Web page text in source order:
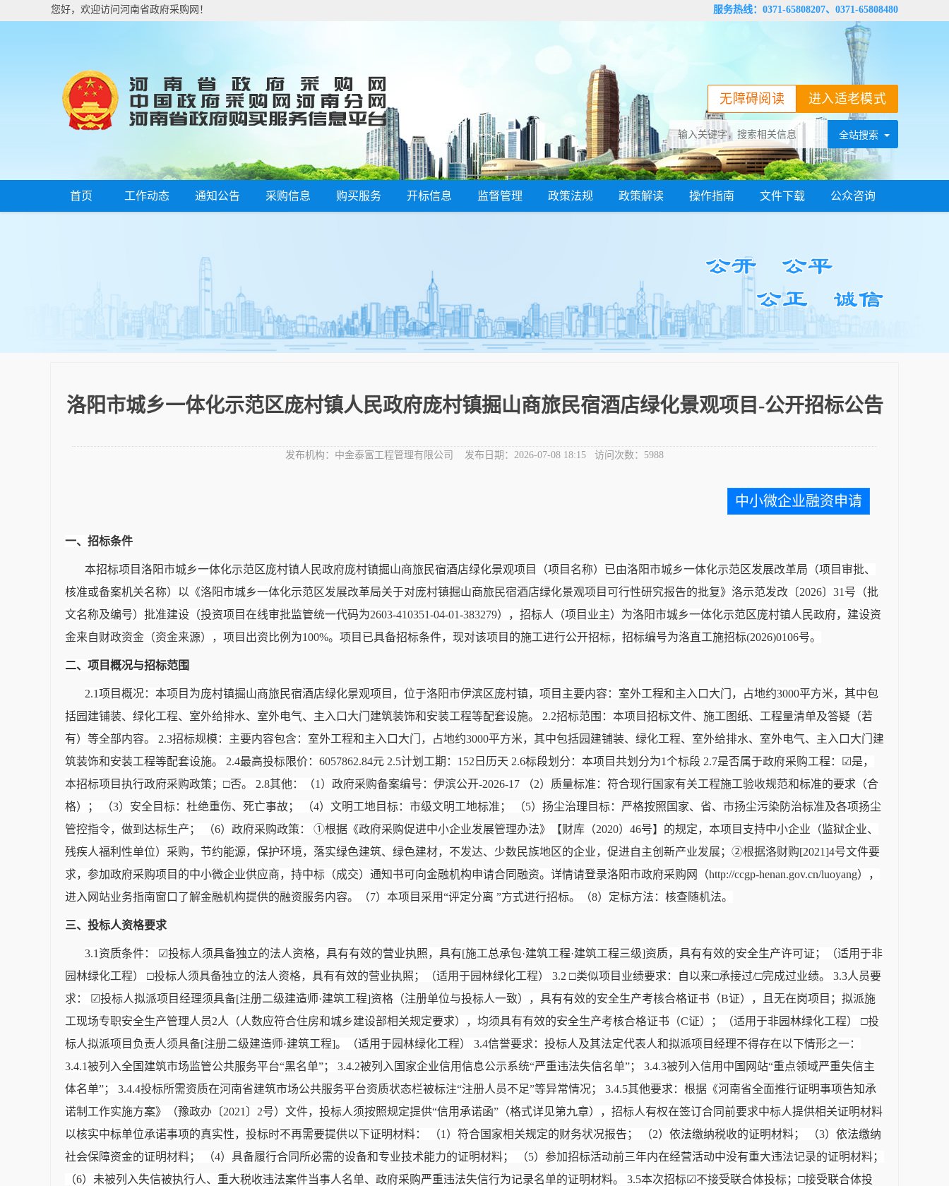
您好，欢迎访问河南省政府采购网！ 服务热线：0371-65808207、0371-65808480
进入适老模式
无障碍阅读
首页 工作动态 通知公告 采购信息 购买服务 开标信息 监督管理 政策法规 政策解读 操作指南 文件下载 公众咨询
洛阳市城乡一体化示范区庞村镇人民政府庞村镇掘山商旅民宿酒店绿化景观项目-公开招标公告
发布机构： 中金泰富工程管理有限公司 发布日期： 2026-07-08 18:15 访问次数： 5988
中小微企业融资申请
一、招标条件
本招标项目洛阳市城乡一体化示范区庞村镇人民政府庞村镇掘山商旅民宿酒店绿化景观项目（项目名称）已由洛阳市城乡一体化示范区发展改革局（项目审批、
核准或备案机关名称）以《洛阳市城乡一体化示范区发展改革局关于对庞村镇掘山商旅民宿酒店绿化景观项目可行性研究报告的批复》洛示范发改〔2026〕31号（批
文名称及编号）批准建设（投资项目在线审批监管统一代码为2603-410351-04-01-383279），招标人（项目业主）为洛阳市城乡一体化示范区庞村镇人民政府，建设资
金来自财政资金（资金来源），项目出资比例为100%。项目已具备招标条件，现对该项目的施工进行公开招标，招标编号为洛直工施招标(2026)0106号。
二、项目概况与招标范围
2.1项目概况：本项目为庞村镇掘山商旅民宿酒店绿化景观项目，位于洛阳市伊滨区庞村镇，项目主要内容：室外工程和主入口大门，占地约3000平方米，其中包
括园建铺装、绿化工程、室外给排水、室外电气、主入口大门建筑装饰和安装工程等配套设施。 2.2招标范围：本项目招标文件、施工图纸、工程量清单及答疑（若
有）等全部内容。 2.3招标规模：主要内容包含：室外工程和主入口大门，占地约3000平方米，其中包括园建铺装、绿化工程、室外给排水、室外电气、主入口大门建
筑装饰和安装工程等配套设施。 2.4最高投标限价：6057862.84元 2.5计划工期：152日历天 2.6标段划分：本项目共划分为1个标段 2.7是否属于政府采购工程：☑是，
本招标项目执行政府采购政策；□否。 2.8其他：（1）政府采购备案编号：伊滨公开-2026-17 （2）质量标准：符合现行国家有关工程施工验收规范和标准的要求（合
格）； （3）安全目标：杜绝重伤、死亡事故； （4）文明工地目标：市级文明工地标准； （5）扬尘治理目标：严格按照国家、省、市扬尘污染防治标准及各项扬尘
管控指令，做到达标生产； （6）政府采购政策： ①根据《政府采购促进中小企业发展管理办法》【财库（2020）46号】的规定，本项目支持中小企业（监狱企业、
残疾人福利性单位）采购，节约能源，保护环境，落实绿色建筑、绿色建材，不发达、少数民族地区的企业，促进自主创新产业发展；②根据洛财购[2021]4号文件要
求，参加政府采购项目的中小微企业供应商，持中标（成交）通知书可向金融机构申请合同融资。详情请登录洛阳市政府采购网（http://ccgp-henan.gov.cn/luoyang），
进入网站业务指南窗口了解金融机构提供的融资服务内容。（7）本项目采用“评定分离 ”方式进行招标。（8）定标方法：核查随机法。
三、投标人资格要求
3.1资质条件： ☑投标人须具备独立的法人资格，具有有效的营业执照，具有[施工总承包·建筑工程·建筑工程三级]资质，具有有效的安全生产许可证；（适用于非
园林绿化工程） □投标人须具备独立的法人资格，具有有效的营业执照；（适用于园林绿化工程） 3.2 □类似项目业绩要求：自以来□承接过/□完成过业绩。 3.3人员要
求： ☑投标人拟派项目经理须具备[注册二级建造师·建筑工程]资格（注册单位与投标人一致），具有有效的安全生产考核合格证书（B证），且无在岗项目；拟派施
工现场专职安全生产管理人员2人（人数应符合住房和城乡建设部相关规定要求），均须具有有效的安全生产考核合格证书（C证）；（适用于非园林绿化工程） □投
标人拟派项目负责人须具备[注册二级建造师·建筑工程]。（适用于园林绿化工程） 3.4信誉要求：投标人及其法定代表人和拟派项目经理不得存在以下情形之一：
3.4.1被列入全国建筑市场监管公共服务平台“黑名单”； 3.4.2被列入国家企业信用信息公示系统“严重违法失信名单”； 3.4.3被列入信用中国网站“重点领域严重失信主
体名单”； 3.4.4投标所需资质在河南省建筑市场公共服务平台资质状态栏被标注“注册人员不足”等异常情况； 3.4.5其他要求：根据《河南省全面推行证明事项告知承
诺制工作实施方案》（豫政办〔2021〕2号）文件，投标人须按照规定提供“信用承诺函”（格式详见第九章），招标人有权在签订合同前要求中标人提供相关证明材料
以核实中标单位承诺事项的真实性，投标时不再需要提供以下证明材料： （1）符合国家相关规定的财务状况报告； （2）依法缴纳税收的证明材料； （3）依法缴纳
社会保障资金的证明材料； （4）具备履行合同所必需的设备和专业技术能力的证明材料； （5）参加招标活动前三年内在经营活动中没有重大违法记录的证明材料；
（6）未被列入失信被执行人、重大税收违法案件当事人名单、政府采购严重违法失信行为记录名单的证明材料。 3.5本次招标☑不接受联合体投标；□接受联合体投